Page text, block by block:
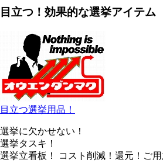
目立つ！効果的な選挙アイテム
目立つ選挙用品！
選挙に欠かせない！
選挙タスキ！
選挙立看板！ コスト削減！還元！ご用